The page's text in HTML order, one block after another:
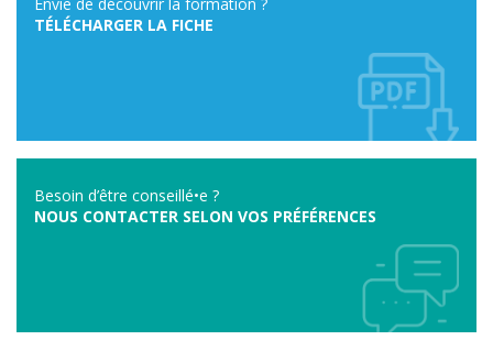
TÉLÉCHARGER LA FICHE
Besoin d’être conseillé•e ?
NOUS CONTACTER SELON VOS PRÉFÉRENCES